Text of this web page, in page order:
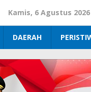
Kamis, 6 Agustus 2026
DAERAH